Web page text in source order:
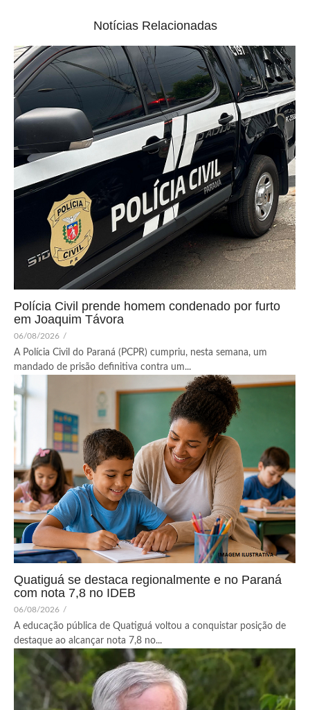
Notícias Relacionadas
Polícia Civil prende homem condenado por furto
em Joaquim Távora
06/08/2026 /
A Polícia Civil do Paraná (PCPR) cumpriu, nesta semana, um
mandado de prisão definitiva contra um...
Quatiguá se destaca regionalmente e no Paraná
com nota 7,8 no IDEB
06/08/2026 /
A educação pública de Quatiguá voltou a conquistar posição de
destaque ao alcançar nota 7,8 no...